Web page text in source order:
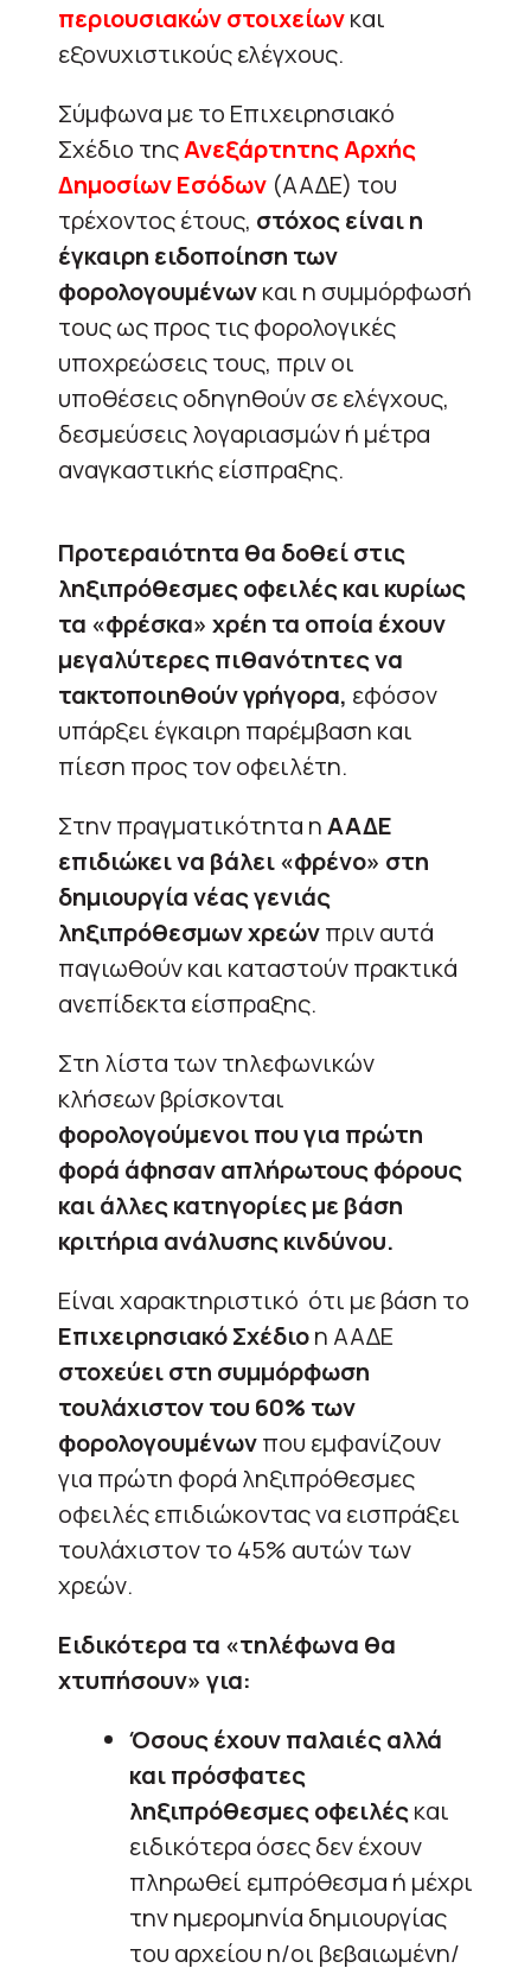
περιουσιακών στοιχείωνκαι
εξονυχιστικούς ελέγχους.
Σύμφωνα με το Επιχειρησιακό
Σχέδιο τηςΑνεξάρτητης Αρχής
Δημοσίων Εσόδων (ΑΑΔΕ) του
τρέχοντος έτους, στόχος είναι η
έγκαιρη ειδοποίηση των
φορολογουμένωνκαι η συμμόρφωσή
τους ως προς τις φορολογικές
υποχρεώσεις τους, πριν οι
υποθέσεις οδηγηθούν σε ελέγχους,
δεσμεύσεις λογαριασμών ή μέτρα
αναγκαστικής είσπραξης.
Προτεραιότητα θα δοθεί στις
ληξιπρόθεσμες οφειλές και κυρίως
τα «φρέσκα» χρέη τα οποία έχουν
μεγαλύτερες πιθανότητες να
τακτοποιηθούν γρήγορα, εφόσον
υπάρξει έγκαιρη παρέμβαση και
πίεση προς τον οφειλέτη.
Στην πραγματικότητα ηΑΑΔΕ
επιδιώκει να βάλει «φρένο» στη
δημιουργία νέας γενιάς
ληξιπρόθεσμων χρεώνπριν αυτά
παγιωθούν και καταστούν πρακτικά
ανεπίδεκτα είσπραξης.
Στη λίστα των τηλεφωνικών
κλήσεων βρίσκονται
φορολογούμενοι που για πρώτη
φορά άφησαν απλήρωτους φόρους
και άλλες κατηγορίες με βάση
κριτήρια ανάλυσης κινδύνου.
Είναι χαρακτηριστικό ότι με βάση το
Επιχειρησιακό Σχέδιοη ΑΑΔΕ
στοχεύει στη συμμόρφωση
τουλάχιστον του 60% των
φορολογουμένωνπου εμφανίζουν
για πρώτη φορά ληξιπρόθεσμες
οφειλές επιδιώκοντας να εισπράξει
τουλάχιστον το 45% αυτών των
χρεών.
Ειδικότερα τα «τηλέφωνα θα
χτυπήσουν» για:
Όσους έχουν παλαιές αλλά
και πρόσφατες
ληξιπρόθεσμες οφειλέςκαι
ειδικότερα όσες δεν έχουν
πληρωθεί εμπρόθεσμα ή μέχρι
την ημερομηνία δημιουργίας
του αρχείου η/οι βεβαιωμένη/